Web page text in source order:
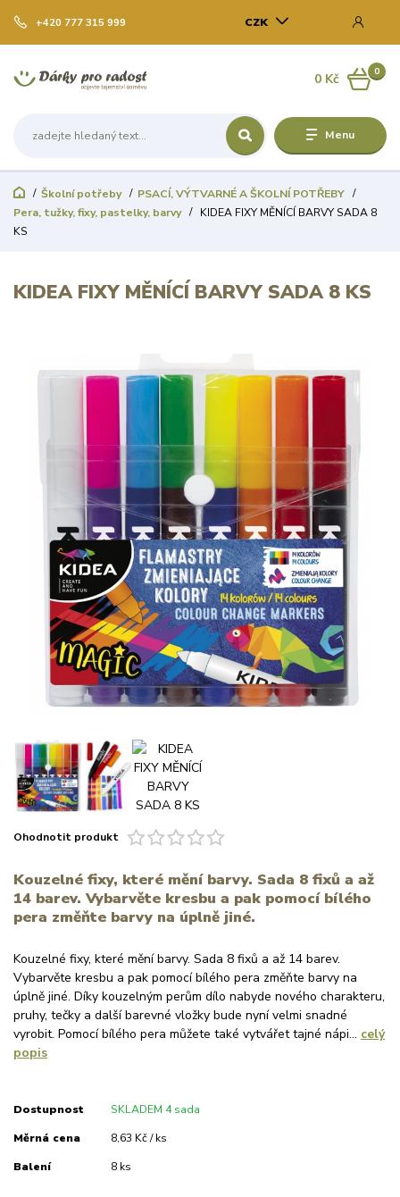
Menu
CZK
+420 777 315 999
0
0 Kč
Školní potřeby
PSACÍ, VÝTVARNÉ A ŠKOLNÍ POTŘEBY
Pera, tužky, fixy, pastelky, barvy
KIDEA FIXY MĚNÍCÍ BARVY SADA 8
KS
KIDEA FIXY MĚNÍCÍ BARVY SADA 8 KS
Ohodnotit produkt
Kouzelné fixy, které mění barvy. Sada 8 fixů a až
14 barev. Vybarvěte kresbu a pak pomocí bílého
pera změňte barvy na úplně jiné.
Kouzelné fixy, které mění barvy. Sada 8 fixů a až 14 barev.
Vybarvěte kresbu a pak pomocí bílého pera změňte barvy na
úplně jiné. Díky kouzelným perům dílo nabyde nového charakteru,
pruhy, tečky a další barevné vložky bude nyní velmi snadné
vyrobit. Pomocí bílého pera můžete také vytvářet tajné nápi... celý
popis
Dostupnost SKLADEM 4 sada
Měrná cena 8,63 Kč / ks
Balení 8 ks